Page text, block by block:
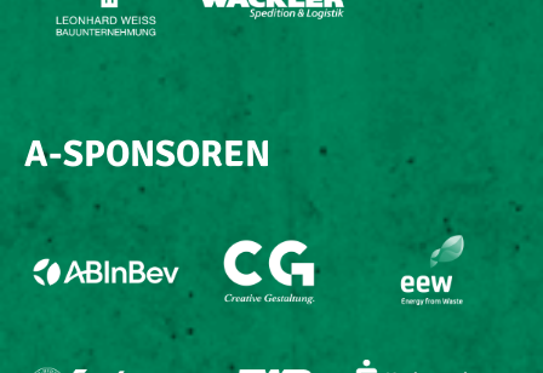
A-SPONSOREN